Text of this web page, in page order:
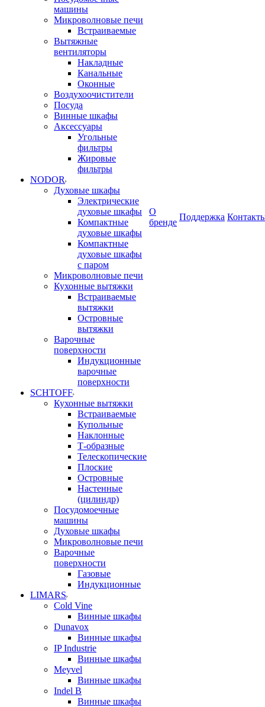
машины
Микроволновые печи
Встраиваемые
Вытяжные
вентиляторы
Накладные
Канальные
Оконные
Воздухоочистители
Посуда
Винные шкафы
Аксессуары
Угольные
фильтры
Жировые
фильтры
NODOR
Духовые шкафы
Электрические
духовые шкафы
Компактные
духовые шкафы
Компактные
духовые шкафы
с паром
Микроволновые печи
Кухонные вытяжки
Встраиваемые
вытяжки
Островные
вытяжки
Варочные
поверхности
Индукционные
варочные
поверхности
SCHTOFF
Кухонные вытяжки
Встраиваемые
Купольные
Наклонные
Т-образные
Телескопические
Плоские
Островные
Настенные
(цилиндр)
Посудомоечные
машины
Духовые шкафы
Микроволновые печи
Варочные
поверхности
Газовые
Индукционные
LIMARS
Cold Vine
Винные шкафы
Dunavox
Винные шкафы
IP Industrie
Винные шкафы
Meyvel
Винные шкафы
Indel B
Винные шкафы
О
бренде
Поддержка